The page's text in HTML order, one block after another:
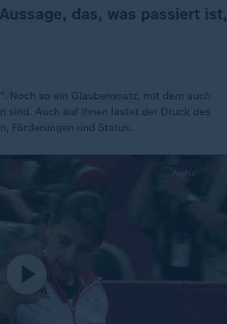
das, was passiert ist,
Noch so ein Glaubenssatz, mit dem auch
sind. Auch auf ihnen lastet der Druck des
Förderungen und Status.